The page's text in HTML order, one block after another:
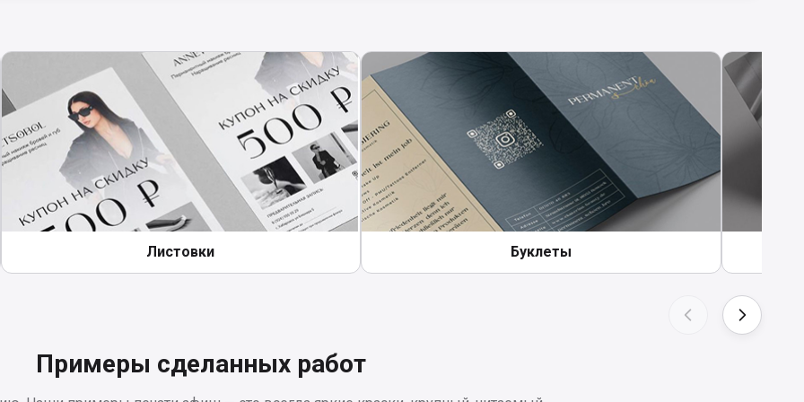
Подходит для отправки в другие города.
услуг.
Листовки Буклеты
Примеры сделанных работ